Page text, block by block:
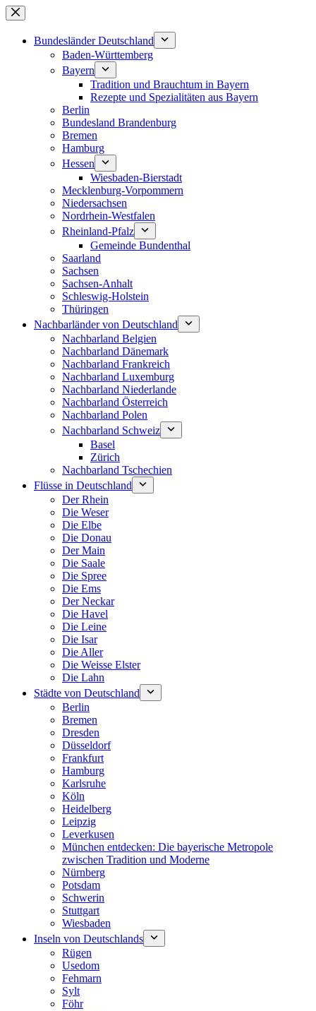
Zum
Inhalt
springenBundesländer Deutschland
Baden-Württemberg
Bayern
Tradition und Brauchtum in Bayern
Rezepte und Spezialitäten aus Bayern
Berlin
Bundesland Brandenburg
Bremen
Hamburg
Hessen
Wiesbaden-Bierstadt
Mecklenburg-Vorpommern
Niedersachsen
Nordrhein-Westfalen
Rheinland-Pfalz
Gemeinde Bundenthal
Saarland
Sachsen
Sachsen-Anhalt
Schleswig-Holstein
Thüringen
Nachbarländer von Deutschland
Nachbarland Belgien
Nachbarland Dänemark
Nachbarland Frankreich
Nachbarland Luxemburg
Nachbarland Niederlande
Nachbarland Österreich
Nachbarland Polen
Nachbarland Schweiz
Basel
Zürich
Nachbarland Tschechien
Flüsse in Deutschland
Der Rhein
Die Weser
Die Elbe
Die Donau
Der Main
Die Saale
Die Spree
Die Ems
Der Neckar
Die Havel
Die Leine
Die Isar
Die Aller
Die Weisse Elster
Die Lahn
Städte von Deutschland
Berlin
Bremen
Dresden
Düsseldorf
Frankfurt
Hamburg
Karlsruhe
Köln
Heidelberg
Leipzig
Leverkusen
München entdecken: Die bayerische Metropole
zwischen Tradition und Moderne
Nürnberg
Potsdam
Schwerin
Stuttgart
Wiesbaden
Inseln von Deutschlands
Rügen
Usedom
Fehmarn
Sylt
Föhr